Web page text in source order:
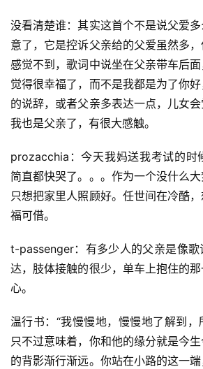
没看清楚谁：其实这首个不是说父爱
意了，它是控诉父亲给的父爱虽然多
感觉不到，歌词中说坐在父亲带车后
觉得很幸福了，而不是我都是为了你
的说辞，或者父亲多表达一点，儿女
我也是父亲了，有很大感触。
prozacchia：今天我妈送我考试的时
简直都快哭了。。。作为一个没什么大
只想把家里人照顾好。任世间在冷酷
福可借。
t-passenger：有多少人的父亲是像歌
达，肢体接触的很少，单车上抱住的
心。
温行书：“我慢慢地，慢慢地了解到，
只不过意味着，你和他的缘分就是今
的背影渐行渐远。你站在小路的这一